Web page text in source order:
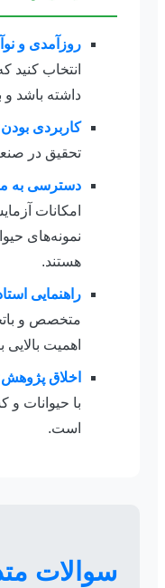
روزآمدی و
انتخاب کنید
داشته باشد و
کاربردی
تحقیق در
دسترسی به
امکانات
نمونه‌های
هستند.
راهنمایی
متخصص و
اهمیت
اخلاق
با حیوانات
است.
سوالات